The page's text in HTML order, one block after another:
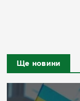
Ще новини